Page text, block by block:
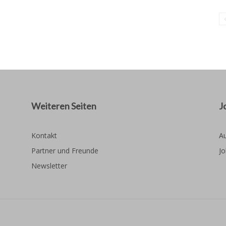
Weiteren Seiten
Kontakt
Partner und Freunde
Newsletter